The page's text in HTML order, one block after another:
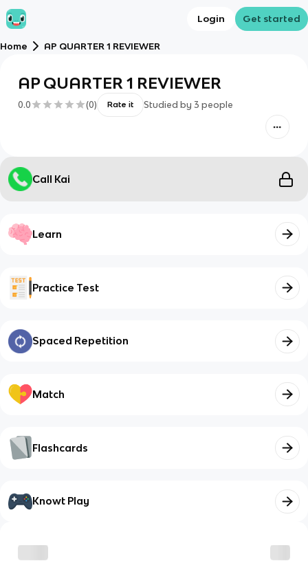
Login Get started
Home AP QUARTER 1 REVIEWER
AP QUARTER 1 REVIEWER
0.0 (0) Rate it Studied by 3 people
Call Kai
Learn
Practice Test
Spaced Repetition
Match
Flashcards
Knowt Play